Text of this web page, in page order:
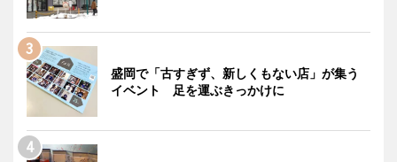
盛岡で「古すぎず、新しくもない店」が集う
イベント 足を運ぶきっかけに